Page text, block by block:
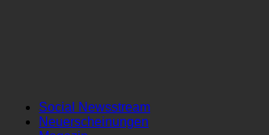
Social Newsstream
Neuerscheinungen